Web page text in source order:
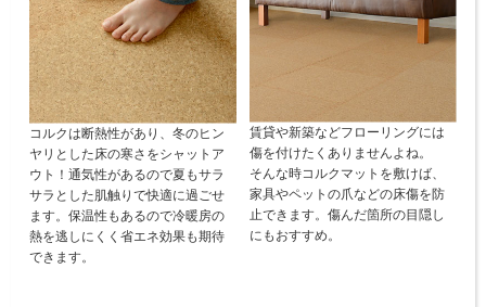
コルクは断熱性があり、冬のヒン
ヤリとした床の寒さをシャットア
ウト！通気性があるので夏もサラ
サラとした肌触りで快適に過ごせ
ます。保温性もあるので冷暖房の
熱を逃しにくく省エネ効果も期待
できます。
賃貸や新築などフローリングには
傷を付けたくありませんよね。
そんな時コルクマットを敷けば、
家具やペットの爪などの床傷を防
止できます。傷んだ箇所の目隠し
にもおすすめ。